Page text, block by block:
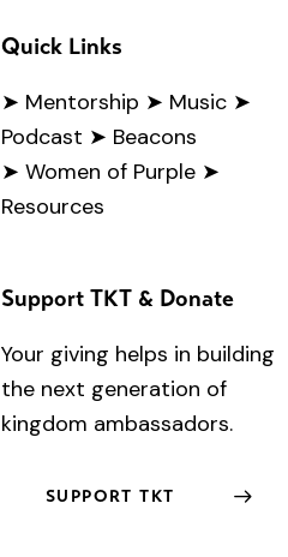
Quick Links
➤ Mentorship ➤ Music ➤
Podcast ➤ Beacons
➤ Women of Purple ➤
Resources
Support TKT & Donate
Your giving helps in building
the next generation of
kingdom ambassadors.
SUPPORT TKT